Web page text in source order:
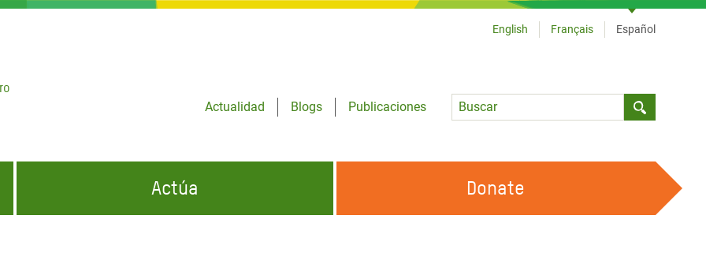
Actualidad
Blogs
Publicaciones
Language
English Français Español
Actúa Donate